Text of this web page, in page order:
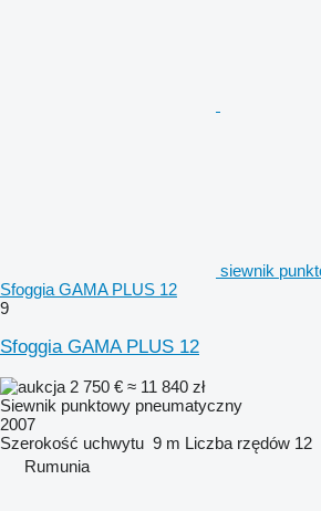
siewnik
Sfoggia GAMA PLUS 12
9
Sfoggia GAMA PLUS 12
2 750 € ≈ 11 840 zł
Siewnik punktowy pneumatyczny
2007
Szerokość uchwytu 9 m Liczba rzędów 12
Rumunia